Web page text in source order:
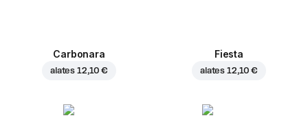
Carbonara
alates 12,10 €
Fiesta
alates 12,10 €